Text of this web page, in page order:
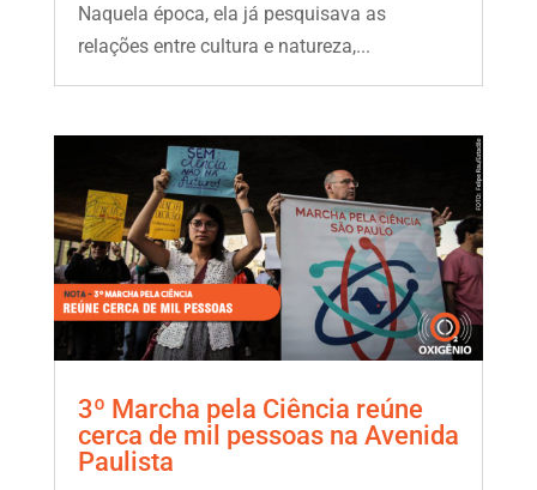
Naquela época, ela já pesquisava as
relações entre cultura e natureza,...
3º Marcha pela Ciência reúne
cerca de mil pessoas na Avenida
Paulista